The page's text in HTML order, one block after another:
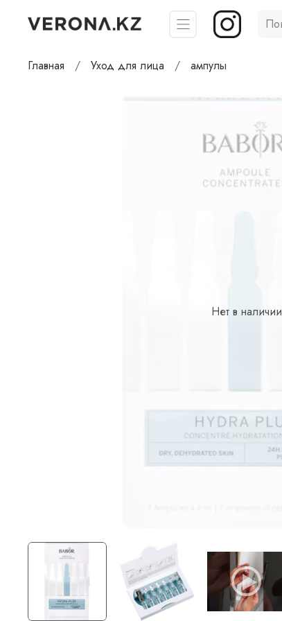
Главная Уход для лица ампулы
Нет в наличии